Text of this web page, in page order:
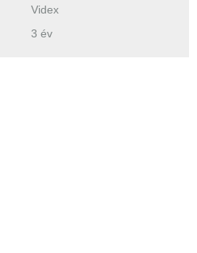
Videx
3 év